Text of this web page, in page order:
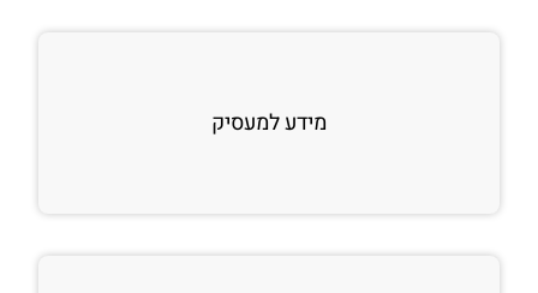
מידע למעסיק